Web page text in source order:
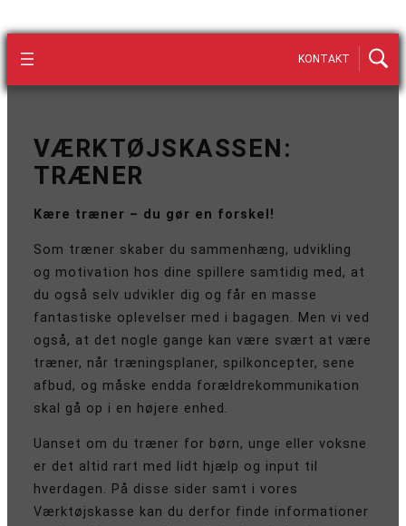
KONTAKT
VÆRKTØJSKASSEN:
TRÆNER
Kære træner – du gør en forskel!
Som træner skaber du sammenhæng, udvikling
og motivation hos dine spillere samtidig med, at
du også selv udvikler dig og får en masse
fantastiske oplevelser med i bagagen. Men vi ved
også, at det nogle gange kan være svært at være
træner, når træningsplaner, spilkoncepter, sene
afbud, og måske endda forældrekommunikation
skal gå op i en højere enhed.
Uanset om du træner for børn, unge eller voksne
er det altid rart med lidt hjælp og input til
hverdagen. På disse sider samt i vores
Værktøjskasse kan du derfor finde informationer